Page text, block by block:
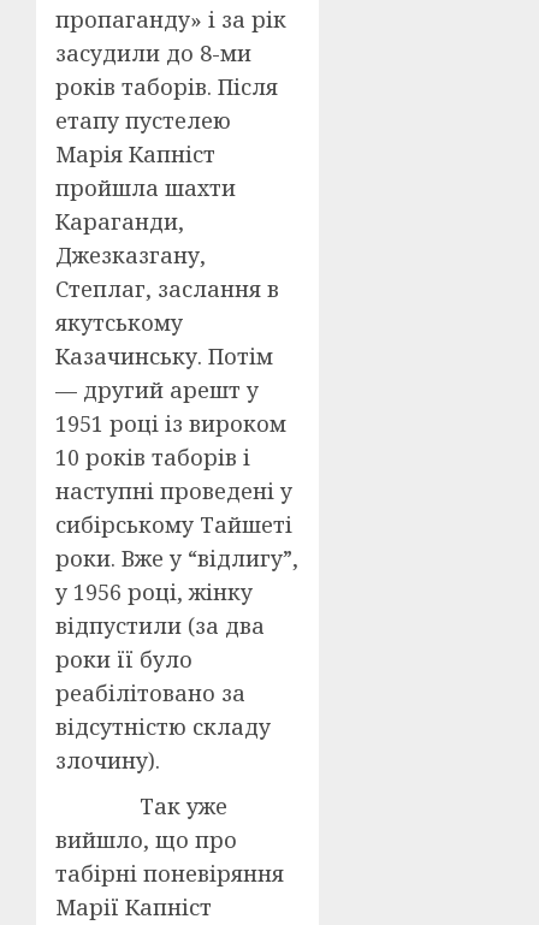
пропаганду» і за рік
засудили до 8-ми
років таборів. Після
етапу пустелею
Марія Капніст
пройшла шахти
Караганди,
Джезказгану,
Степлаг, заслання в
якутському
Казачинську. Потім
— другий арешт у
1951 році із вироком
10 років таборів і
наступні проведені у
сибірському Тайшеті
роки. Вже у “відлигу”,
у 1956 році, жінку
відпустили (за два
роки її було
реабілітовано за
відсутністю складу
злочину).
Так уже
вийшло, що про
табірні поневіряння
Марії Капніст